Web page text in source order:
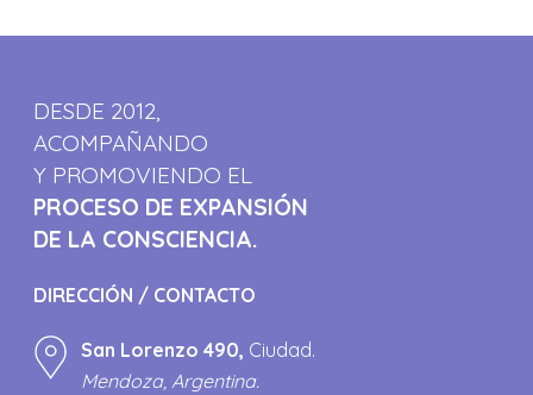
DESDE 2012,
ACOMPAÑANDO
Y PROMOVIENDO EL
PROCESO DE EXPANSIÓN
DE LA CONSCIENCIA.
DIRECCIÓN / CONTACTO
San Lorenzo 490, Ciudad.
Mendoza, Argentina.